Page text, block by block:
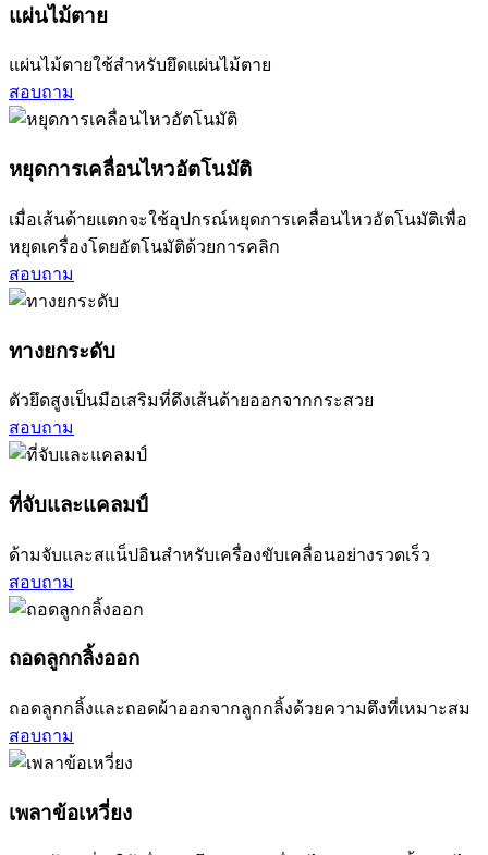
แผ่นไม้ตาย
แผ่นไม้ตายใช้สำหรับยึดแผ่นไม้ตาย
สอบถาม
หยุดการเคลื่อนไหวอัตโนมัติ
เมื่อเส้นด้ายแตกจะใช้อุปกรณ์หยุดการเคลื่อนไหวอัตโนมัติเพื่อ
หยุดเครื่องโดยอัตโนมัติด้วยการคลิก
สอบถาม
ทางยกระดับ
ตัวยึดสูงเป็นมือเสริมที่ดึงเส้นด้ายออกจากกระสวย
สอบถาม
ที่จับและแคลมป์
ด้ามจับและสแน็ปอินสำหรับเครื่องขับเคลื่อนอย่างรวดเร็ว
สอบถาม
ถอดลูกกลิ้งออก
ถอดลูกกลิ้งและถอดผ้าออกจากลูกกลิ้งด้วยความตึงที่เหมาะสม
สอบถาม
เพลาข้อเหวี่ยง